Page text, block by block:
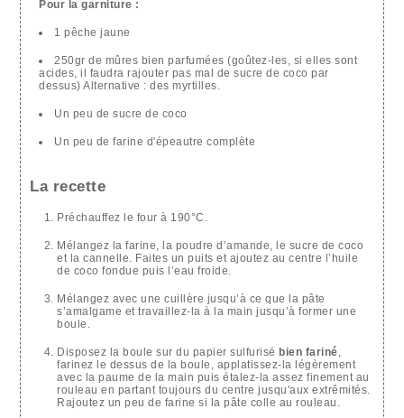
Pour la garniture :
1 pêche jaune
250gr de mûres bien parfumées (goûtez-les, si elles sont
acides, il faudra rajouter pas mal de sucre de coco par
dessus) Alternative : des myrtilles.
Un peu de sucre de coco
Un peu de farine d'épeautre complète
La recette
Préchauffez le four à 190°C.
Mélangez la farine, la poudre d’amande, le sucre de coco
et la cannelle. Faites un puits et ajoutez au centre l’huile
de coco fondue puis l’eau froide.
Mélangez avec une cuillère jusqu’à ce que la pâte
s’amalgame et travaillez-la à la main jusqu’à former une
boule.
Disposez la boule sur du papier sulfurisé bien fariné,
farinez le dessus de la boule, applatissez-la légèrement
avec la paume de la main puis étalez-la assez finement au
rouleau en partant toujours du centre jusqu'aux extrêmités.
Rajoutez un peu de farine si la pâte colle au rouleau.